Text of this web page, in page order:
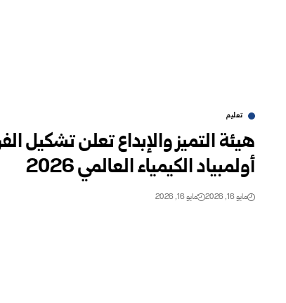
تعليم
هيئة التميز والإبداع تعلن تشكيل
أولمبياد الكيمياء العالمي 2026
مايو 16, 2026 مايو 16, 2026